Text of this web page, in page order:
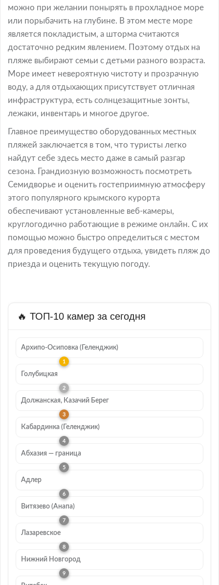
можно при желании понырять в прохладное море
или порыбачить на глубине. В этом месте море
является покладистым, а шторма считаются
достаточно редким явлением. Поэтому отдых на
пляже выбирают семьи с детьми разного возраста.
Море имеет невероятную чистоту и прозрачную
воду, а для отдыхающих присутствует отличная
инфраструктура, есть солнцезащитные зонты,
лежаки, инвентарь и многое другое.
Главное преимущество оборудованных местных
пляжей заключается в том, что туристы легко
найдут себе здесь место даже в самый разгар
сезона. Грандиозную возможность посмотреть
Семидворье и оценить гостеприимную атмосферу
этого популярного крымского курорта
обеспечивают установленные веб-камеры,
круглогодично работающие в режиме онлайн. С их
помощью можно быстро определиться с местом
для проведения будущего отдыха, увидеть пляж до
приезда и оценить текущую погоду.
🔥 ТОП-10 камер за сегодня
Архипо-Осиповка (Геленджик)
Голубицкая
Должанская, Казачий Берег
Кабардинка (Геленджик)
Абхазия — граница
Адлер
Витязево (Анапа)
Лазаревское
Нижний Новгород